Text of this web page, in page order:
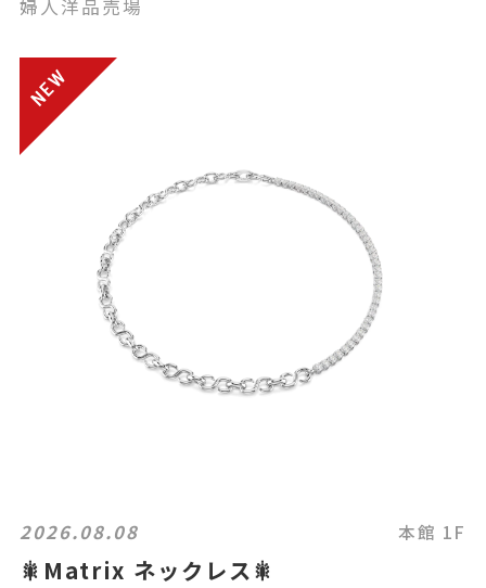
婦人洋品売場
2026.08.08 本館 1F
🎇Matrix ネックレス🎇